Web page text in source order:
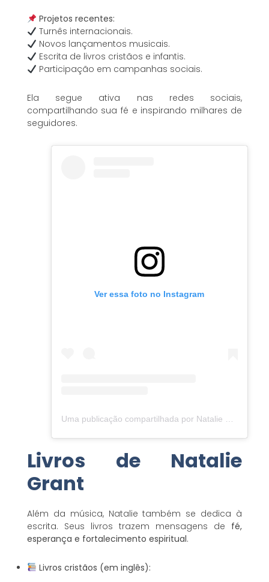
Projetos recentes:
Turnês internacionais.
Novos lançamentos musicais.
Escrita de livros cristãos e infantis.
Participação em campanhas sociais.
Ela segue ativa nas redes sociais,
compartilhando sua fé e inspirando milhares de
seguidores.
Ver essa foto no Instagram
Livros de Natalie
Grant
Além da música, Natalie também se dedica à
escrita. Seus livros trazem mensagens de fé,
esperança e fortalecimento espiritual.
Livros cristãos (em inglês):